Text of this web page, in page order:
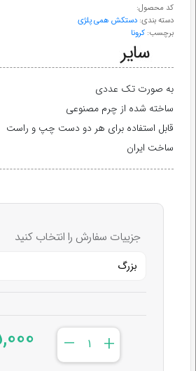
ابزار
جراحی
کد محصول:
دسته بندی: دستکش همی پلژی
برچسب: کرونا
به صورت تک عددی
ساخته شده از چرم مصنوعی
قابل استفاده برای هر دو دست چپ و راست
ساخت ایران
جزییات سفارش را انتخاب کنید
+
–